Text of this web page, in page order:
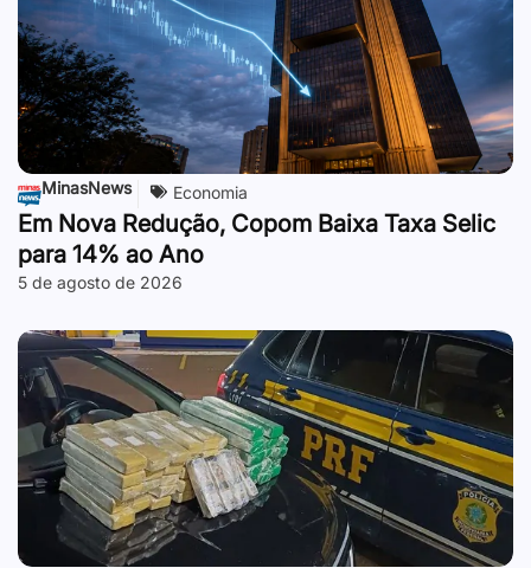
MinasNews Economia
Em Nova Redução, Copom Baixa Taxa Selic
para 14% ao Ano
5 de agosto de 2026